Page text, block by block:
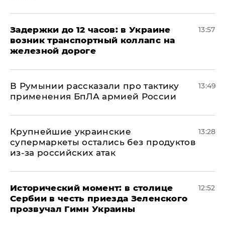
Задержки до 12 часов: в Украине
возник транспортный коллапс на
железной дороге
13:57
В Румынии рассказали про тактику
применения БпЛА армией России
13:49
Крупнейшие украинские
супермаркеты остались без продуктов
из-за российских атак
13:28
Исторический момент: в столице
Сербии в честь приезда Зеленского
прозвучал Гимн Украины
12:52